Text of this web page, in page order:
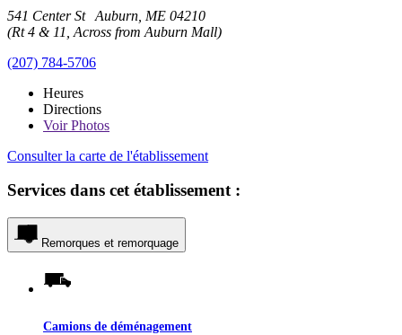
541 Center St Auburn, ME 04210
(Rt 4 & 11, Across from Auburn Mall)
(207) 784-5706
Heures
Directions
VoirPhotos
Consulter la carte de l'établissement
Services dans cet établissement :
Remorques et remorquage
Camions de déménagement